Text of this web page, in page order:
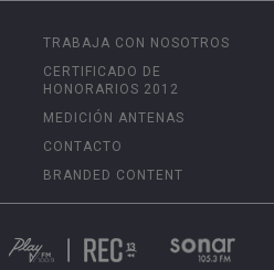
TRABAJA CON NOSOTROS
CERTIFICADO DE
HONORARIOS 2012
MEDICIÓN ANTENAS
CONTACTO
BRANDED CONTENT